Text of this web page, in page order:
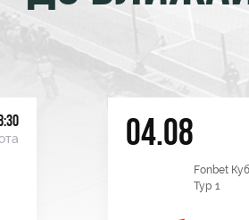
04.08
Fonbet
Тур 1